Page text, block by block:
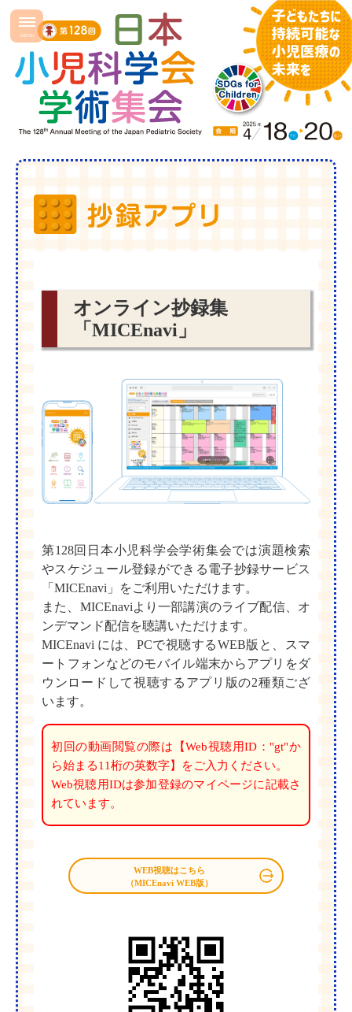
オンライン抄録集
「MICEnavi」
第128回日本小児科学会学術集会では演題検索
やスケジュール登録ができる電子抄録サービス
「MICEnavi」をご利用いただけます。
また、MICEnaviより一部講演のライブ配信、オ
ンデマンド配信を聴講いただけます。
MICEnavi には、PCで視聴するWEB版と、スマ
ートフォンなどのモバイル端末からアプリをダ
ウンロードして視聴するアプリ版の2種類ござ
います。
初回の動画閲覧の際は【Web視聴用ID："gt"か
ら始まる11桁の英数字】をご入力ください。
Web視聴用IDは参加登録のマイページに記載さ
れています。
WEB視聴はこちら
（MICEnavi WEB版）